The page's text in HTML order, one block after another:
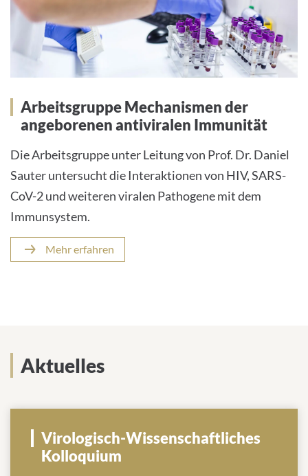
Arbeitsgruppe Mechanismen der
angeborenen antiviralen Immunität
Die Arbeitsgruppe unter Leitung von Prof. Dr. Daniel
Sauter untersucht die Interaktionen von HIV, SARS-
CoV-2 und weiteren viralen Pathogene mit dem
Immunsystem.
Mehr erfahren
Aktuelles
Virologisch-Wissenschaftliches
Kolloquium